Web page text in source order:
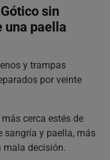
sin
una paella
y trampas
por veinte
cerca estés de
sangría y paella, más
mala decisión.